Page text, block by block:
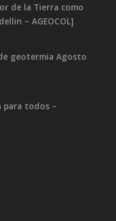
de la Tierra como
– AGEOCOL]
geotermia Agosto
para todos –